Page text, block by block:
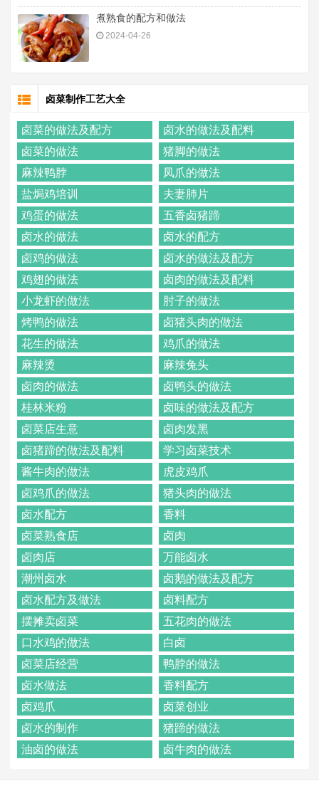
煮熟食的配方和做法
2024-04-26
卤菜制作工艺大全
卤菜的做法及配方
卤水的做法及配料
卤菜的做法
猪脚的做法
麻辣鸭脖
凤爪的做法
盐焗鸡培训
夫妻肺片
鸡蛋的做法
五香卤猪蹄
卤水的做法
卤水的配方
卤鸡的做法
卤水的做法及配方
鸡翅的做法
卤肉的做法及配料
小龙虾的做法
肘子的做法
烤鸭的做法
卤猪头肉的做法
花生的做法
鸡爪的做法
麻辣烫
麻辣兔头
卤肉的做法
卤鸭头的做法
桂林米粉
卤味的做法及配方
卤菜店生意
卤肉发黑
卤猪蹄的做法及配料
学习卤菜技术
酱牛肉的做法
虎皮鸡爪
卤鸡爪的做法
猪头肉的做法
卤水配方
香料
卤菜熟食店
卤肉
卤肉店
万能卤水
潮州卤水
卤鹅的做法及配方
卤水配方及做法
卤料配方
摆摊卖卤菜
五花肉的做法
口水鸡的做法
白卤
卤菜店经营
鸭脖的做法
卤水做法
香料配方
卤鸡爪
卤菜创业
卤水的制作
猪蹄的做法
油卤的做法
卤牛肉的做法